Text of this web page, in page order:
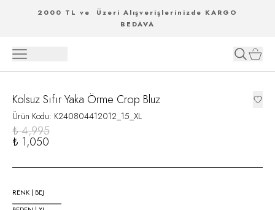
2000 TL ve Üzeri Alışverişlerinizde KARGO
BEDAVA
Kolsuz Sıfır Yaka Örme Crop Bluz
Ürün Kodu: K240804412012_15_XL
₺ 4,995
₺ 1,050
RENK | BEJ